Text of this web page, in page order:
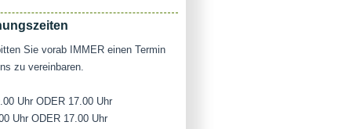
Sie vorab IMMER einen Termin
zu vereinbaren.
Uhr ODER 17.00 Uhr
Uhr ODER 17.00 Uhr